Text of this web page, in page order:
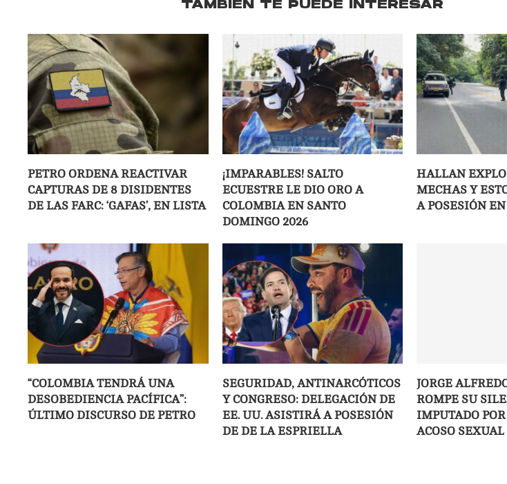
TAMBIÉN TE PUEDE INTERESAR
PETRO ORDENA REACTIVAR
CAPTURAS DE 8 DISIDENTES
DE LAS FARC: ‘GAFAS’, EN LISTA
¡IMPARABLES! SALTO
ECUESTRE LE DIO ORO A
COLOMBIA EN SANTO
DOMINGO 2026
HALLAN
MECHAS Y
A POSESIÓN
“COLOMBIA TENDRÁ UNA
DESOBEDIENCIA PACÍFICA”:
ÚLTIMO DISCURSO DE PETRO
SEGURIDAD, ANTINARCÓTICOS
Y CONGRESO: DELEGACIÓN DE
EE. UU. ASISTIRÁ A POSESIÓN
DE DE LA ESPRIELLA
JORGE
ROMPE SU
IMPUTADO
ACOSO SEXUAL